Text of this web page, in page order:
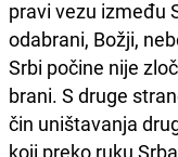
pravi vezu između
odabrani, Božji,
Srbi počine nije
brani. S druge
čin uništavanja
koji preko ruku